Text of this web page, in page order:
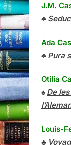
J.M.
♣
Ada
♣ Pura
Otília
♠ De
Louis-
♣